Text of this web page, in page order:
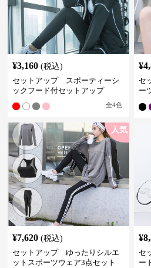
¥3,160 (税込)
セットアップ スポーティーシ
ックフード付セットアップ
全4色
¥
セ
ー
人気
¥7,620 (税込)
セットアップ ゆったりシルエ
ットスポーツウェア3点セット
¥
セ
ー